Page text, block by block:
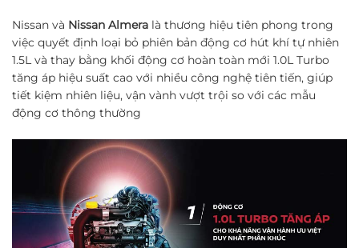
Nissan và Nissan Almera là thương hiệu tiên phong trong
việc quyết định loại bỏ phiên bản động cơ hút khí tự nhiên
1.5L và thay bằng khối động cơ hoàn toàn mới 1.0L Turbo
tăng áp hiệu suất cao với nhiều công nghệ tiên tiến, giúp
tiết kiệm nhiên liệu, vận vành vượt trội so với các mẫu
động cơ thông thường